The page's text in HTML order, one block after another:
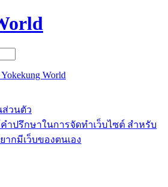
World
ส่วนตัว
ำปรึกษาในการจัดทำเว็บไซต์ สำหรับ
ากมีเว็บของตนเอง